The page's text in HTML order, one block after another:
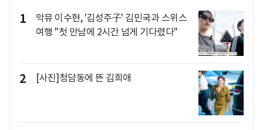
1
악뮤 이수현, '김성주子' 김민국과 스위스
여행 "첫 만남에 2시간 넘게 기다렸다"
2 [사진]청담동에 뜬 김희애